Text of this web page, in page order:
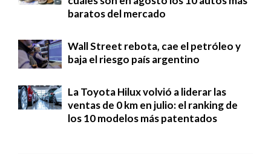
baratos del mercado
Wall Street rebota, cae el petróleo y
baja el riesgo país argentino
La Toyota Hilux volvió a liderar las
ventas de 0 km en julio: el ranking de
los 10 modelos más patentados